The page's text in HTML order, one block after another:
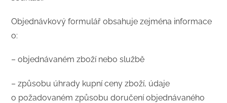
Objednávkový formulář obsahuje zejména informace
o:
– objednávaném zboží nebo službě
– způsobu úhrady kupní ceny zboží, údaje
o požadovaném způsobu doručení objednávaného